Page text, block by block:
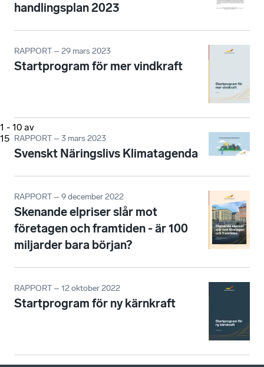
1 - 10 av
15
handlingsplan 2023
RAPPORT – 29 mars 2023
Startprogram för mer vindkraft
RAPPORT – 3 mars 2023
Svenskt Näringslivs Klimatagenda
RAPPORT – 9 december 2022
Skenande elpriser slår mot
företagen och framtiden - är 100
miljarder bara början?
RAPPORT – 12 oktober 2022
Startprogram för ny kärnkraft